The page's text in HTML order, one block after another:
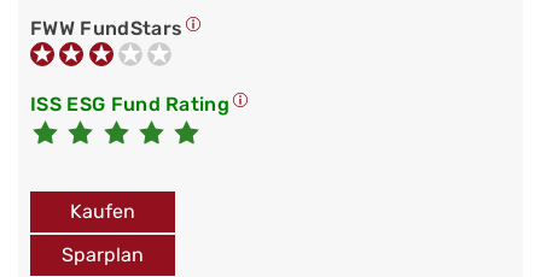
FWW FundStars
ISS ESG Fund Rating
Kaufen
Sparplan